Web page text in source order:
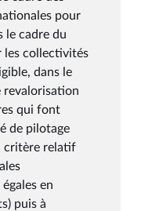
pour
le cadre du
les collectivités
dans le
revalorisation
qui font
de pilotage
critère relatif
en
puis à